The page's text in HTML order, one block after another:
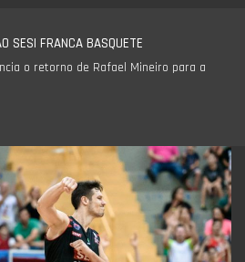
SESI FRANCA BASQUETE
o retorno de Rafael Mineiro para a